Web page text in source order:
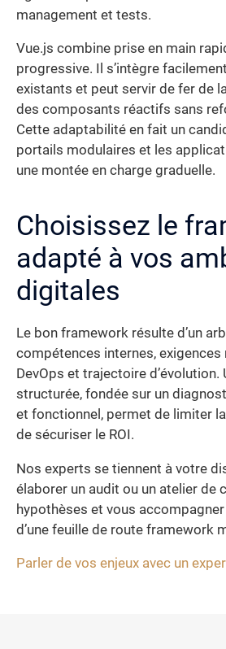
management et tests.
Vue.js combine prise en main
progressive. Il s’intègre
existants et peut servir de fer de
des composants réactifs sans
Cette adaptabilité en fait un
portails modulaires et les
une montée en charge graduelle.
Choisissez le
adapté à vos
digitales
Le bon framework résulte d’un
compétences internes,
DevOps et trajectoire d’évolution.
structurée, fondée sur un
et fonctionnel, permet de limiter
de sécuriser le ROI.
Nos experts se tiennent à votre
élaborer un audit ou un atelier de
hypothèses et vous
d’une feuille de route framework
Parler de vos enjeux avec un